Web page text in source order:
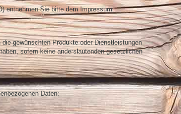
entnehmen Sie bitte dem Impressum.
gewünschten Produkte oder Dienstleistungen
sofern keine anderslautenden gesetzlichen
Daten: